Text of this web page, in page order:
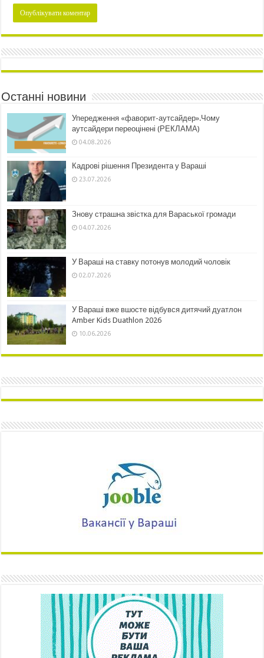
Останні новини
Упередження «фаворит-аутсайдер».Чому
аутсайдери переоцінені (РЕКЛАМА)
04.08.2026
Кадрові рішення Президента у Вараші
23.07.2026
Знову страшна звістка для Вараської громади
04.07.2026
У Вараші на ставку потонув молодий чоловік
02.07.2026
У Вараші вже вшосте відбувся дитячий дуатлон
Amber Kids Duathlon 2026
10.06.2026